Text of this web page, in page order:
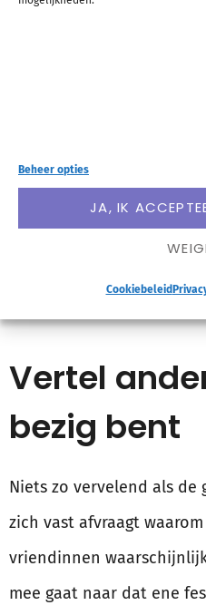
Beheer opties
JA, IK
Cookiebeleid
Nog even iets opruimen?
een uur verder. Spreek
welk tijdstip je écht moet
die tijd je ding.
Vertel
bezig bent
Niets zo vervelend als
zich vast afvraagt
vriendinnen
mee gaat naar dat ene